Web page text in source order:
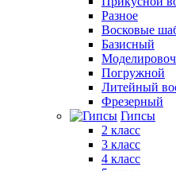
Разное
Восковые
Базисный
Погружной
Литейный
Фрезерный
Гипсы
2 класс
3 класс
4 класс